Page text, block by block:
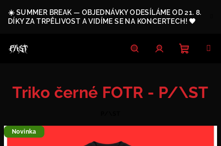
obsah
☀️ SUMMER BREAK — OBJEDNÁVKY ODESÍLÁME OD 21. 8.
DÍKY ZA TRPĚLIVOST A VIDÍME SE NA KONCERTECH! 🖤
košík
Triko černé FOTR - P/\ST
Novinka